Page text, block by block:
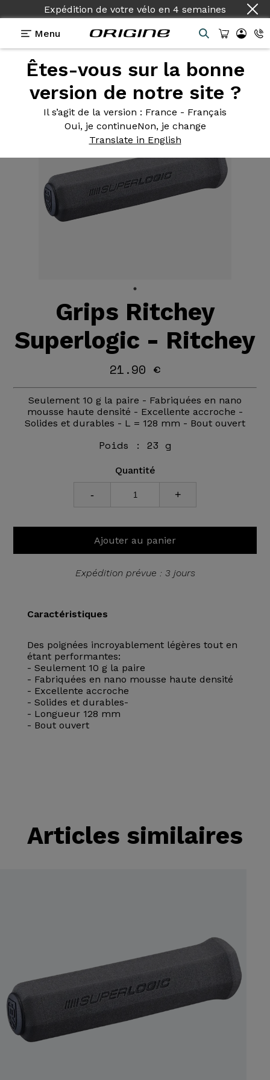
Expédition de votre vélo en 4 semaines
Menu
Êtes-vous sur la bonne
version de notre site ?
Il s’agit de la version : France - Français
Oui, je continueNon, je change
Translate in English
Equipements>Poignées >Superlogic
Grips Ritchey
Superlogic - Ritchey
21.90 €
Seulement 10 g la paire - Fabriquées en nano
mousse haute densité - Excellente accroche -
Solides et durables - L = 128 mm - Bout ouvert
Poids : 23 g
Quantité
- +
Ajouter au panier
Expédition prévue : 3 jours
Caractéristiques
Des poignées incroyablement légères tout en
étant performantes:
- Seulement 10 g la paire
- Fabriquées en nano mousse haute densité
- Excellente accroche
- Solides et durables-
- Longueur 128 mm
- Bout ouvert
Articles similaires